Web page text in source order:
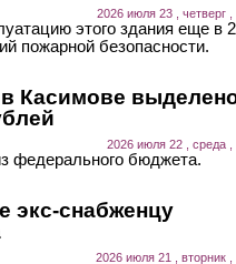
2026 июля 23 , четверг ,
этого здания еще в
пожарной безопасности.
Касимове
2026 июля 22 , среда ,
федерального бюджета.
экс-снабженцу
2026 июля 21 , вторник ,